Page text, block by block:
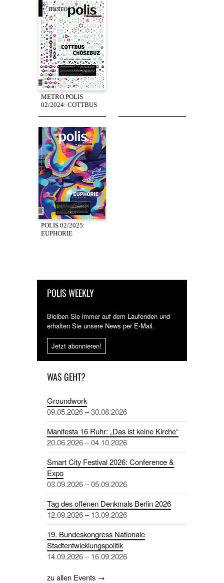
METRO.POLIS
02/2024: COTTBUS
POLIS 02/2025:
EUPHORIE
POLIS WEEKLY
Bleiben Sie immer auf dem Laufenden und
erhalten Sie unsere News per E-Mail.
Jetzt abonnieren!
WAS GEHT?
Groundwork
09.05.2026 – 30.08.2026
Manifesta 16 Ruhr: „Das ist keine Kirche“
20.06.2026 – 04.10.2026
Smart City Festival 2026: Conference &
Expo
03.09.2026 – 05.09.2026
Tag des offenen Denkmals Berlin 2026
12.09.2026 – 13.09.2026
19. Bundeskongress Nationale
Stadtentwicklungspolitik
14.09.2026 – 16.09.2026
zu allen Events →